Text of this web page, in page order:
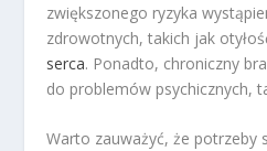
zwiększonego ryzyka
zdrowotnych, takich jak
serca. Ponadto, chroniczny
do problemów psychicznych,
Warto zauważyć, że potrzeby